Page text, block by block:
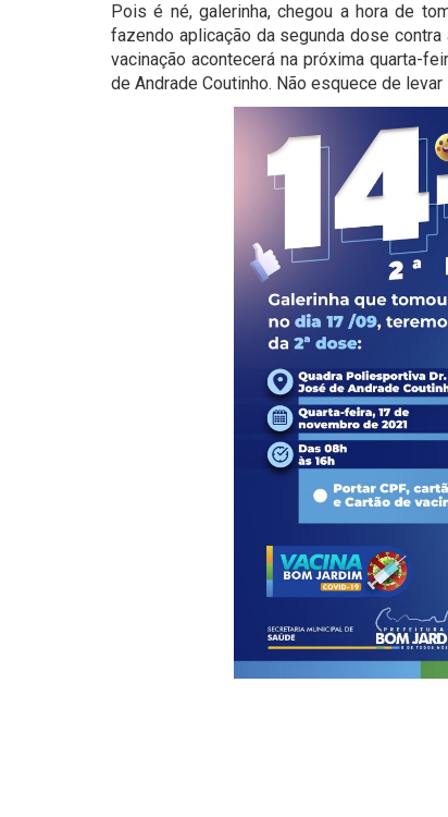
Pois é né, galerinha, chegou a hora de
fazendo aplicação da segunda dose
vacinação acontecerá na próxima quarta-
de Andrade Coutinho. Não esquece de